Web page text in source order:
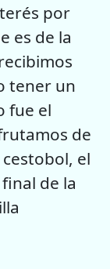
por
es de la
tener un
fue el
de
el
de la